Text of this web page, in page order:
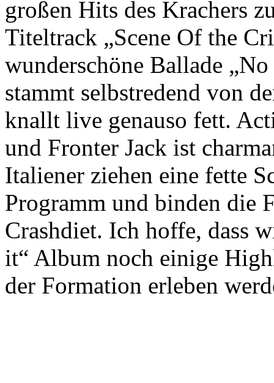
großen Hits des Krachers
Titeltrack „Scene Of the
wunderschöne Ballade
stammt selbstredend von
knallt live genauso fett.
und Fronter Jack ist
Italiener ziehen eine fette
Programm und binden die
Crashdiet. Ich hoffe, dass
it“ Album noch einige
der Formation erleben